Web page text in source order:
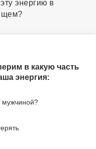
энергию в
в какую часть
энергия:
мужчиной?